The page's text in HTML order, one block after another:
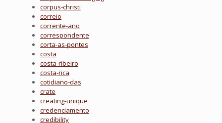
corpus-christi
correio
corrente-ano
correspondente
corta-as-pontes
costa
costa-ribeiro
costa-rica
cotidiano-das
crate
creating-unique
credenciamento
credibility